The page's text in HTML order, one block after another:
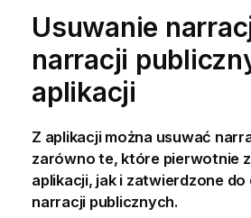
Usuwanie
narracji
aplikacji
Z aplikacji można usuwać
zarówno te, które pierwotnie
aplikacji, jak i zatwierdzone do
narracji publicznych.